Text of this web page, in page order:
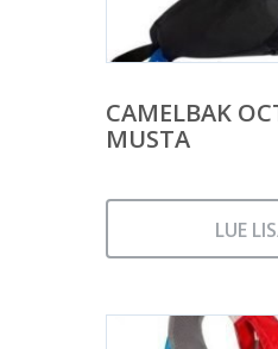
CAMELBAK
MUSTA
LUE